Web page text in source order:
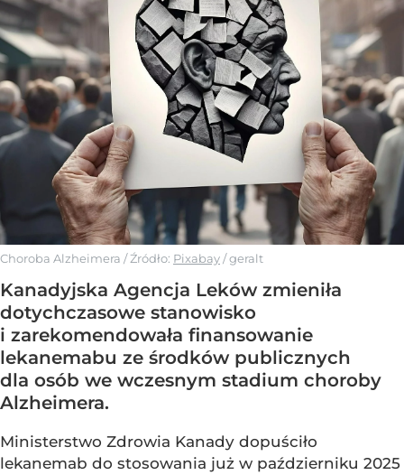
Choroba Alzheimera / Źródło: Pixabay/geralt
Kanadyjska Agencja Leków zmieniła
dotychczasowe stanowisko
i zarekomendowała finansowanie
lekanemabu ze środków publicznych
dla osób we wczesnym stadium choroby
Alzheimera.
Ministerstwo Zdrowia Kanady dopuściło
lekanemab do stosowania już w październiku 2025